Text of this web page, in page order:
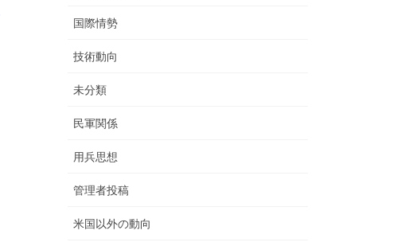
国際情勢
技術動向
未分類
民軍関係
用兵思想
管理者投稿
米国以外の動向